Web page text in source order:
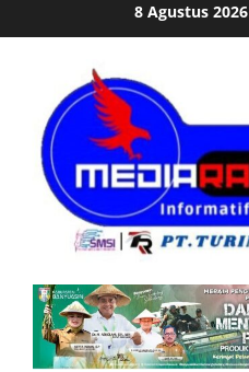
to
8 Agustus 2026